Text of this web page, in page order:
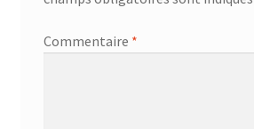
Commentaire *